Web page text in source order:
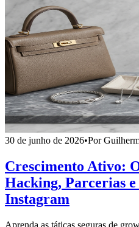
30 de junho de 2026•Por
Crescimento Ativo:
Hacking, Parcerias
Instagram
Aprenda as táticas seguras de